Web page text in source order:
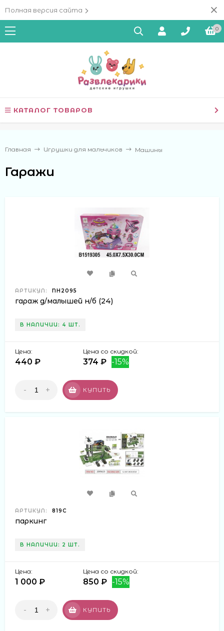
Полная версия сайта
0
КАТАЛОГ ТОВАРОВ
Главная Игрушки для мальчиков Машины
Гаражи
АРТИКУЛ: NH2095
гараж д/малышей н/б (24)
В НАЛИЧИИ: 4 ШТ.
Цена:
440 ₽
Цена со скидкой:
374 ₽ -15%
- + КУПИТЬ
АРТИКУЛ: 819C
паркинг
В НАЛИЧИИ: 2 ШТ.
Цена:
1 000 ₽
Цена со скидкой:
850 ₽ -15%
- + КУПИТЬ